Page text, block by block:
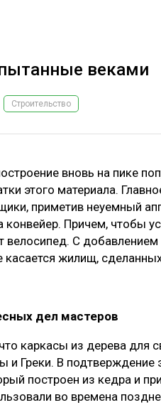
веками
Строительство
вновь на пике
этого материала.
приметив неуемный
конвейер. Причем, чтобы
велосипед. С
касается жилищ,
дел мастеров
каркасы из дерева для
и Греки. В подтверждение
построен из кедра и
во времена